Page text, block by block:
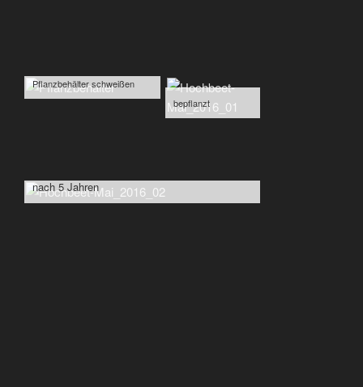
Pflanzbehälter schweißen
bepflanzt
nach 5 Jahren